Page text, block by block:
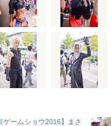
ゲームショウ2016】まさ